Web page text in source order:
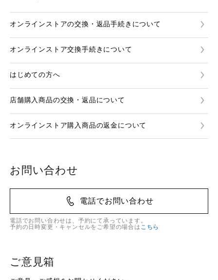
オンラインストアの交換・返品手続きについて
オンラインストア交換手続きについて
はじめての方へ
店舗購入商品の交換・返品について
オンラインストア購入商品の返金について
お問い合わせ
電話でお問い合わせ
電話でお問い合わせは、予約にて承っています。
予約の日時変更・キャンセルをご希望の場合は こちら
ご意見箱